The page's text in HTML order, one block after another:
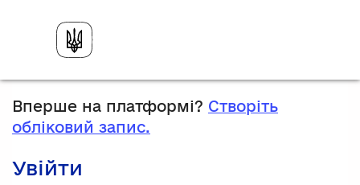
Вперше на платформі? Створіть
обліковий запис.
Увійти